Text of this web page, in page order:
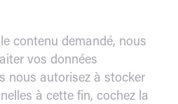
contenu demandé, nous
vos données
nous autorisez à stocker
à cette fin, cochez la